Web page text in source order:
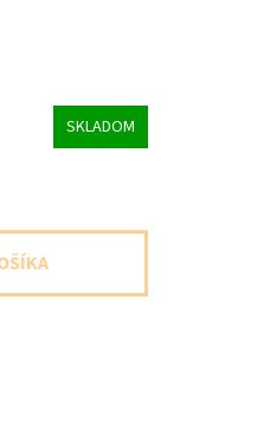
SKLADOM